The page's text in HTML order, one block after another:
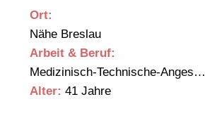
Ort:
Nähe Breslau
Arbeit & Beruf:
Medizinisch-Technische-Anges…
Alter: 41 Jahre